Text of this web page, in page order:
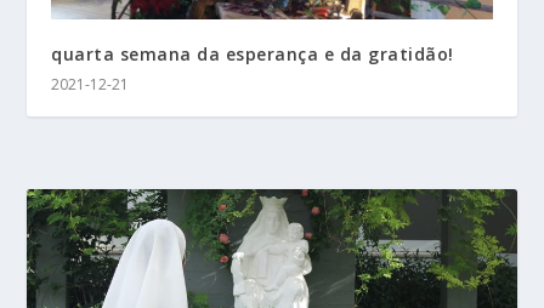
quarta semana da esperança e da gratidão!
2021-12-21